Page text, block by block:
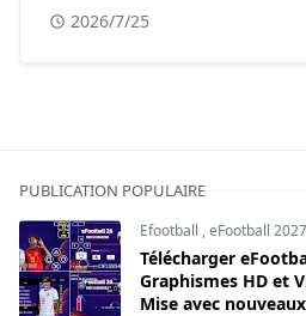
2026/7/25
PUBLICATION POPULAIRE
Efootball ,eFootball 2027
Télécharger
Graphismes HD et
Mise avec